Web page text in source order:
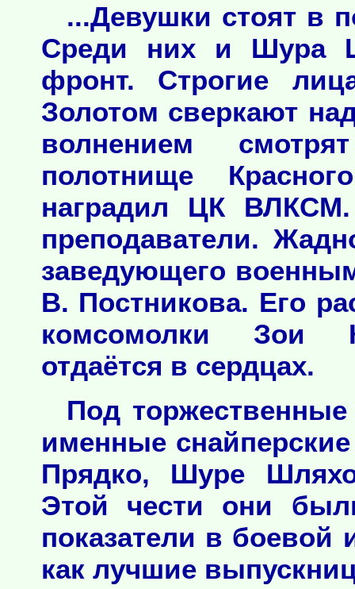
...Девушки стоят в
Среди них и Шура
фронт. Строгие
Золотом сверкают
волнением
полотнище
наградил ЦК
преподаватели.
заведующего
В. Постникова. Его
комсомолки Зои
отдаётся в сердцах.
Под торжественные
именные
Прядко, Шуре
Этой чести они
показатели в боевой
как лучшие